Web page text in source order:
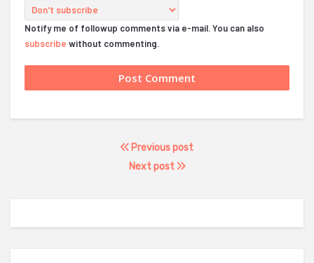
Notify me of followup comments via e-mail. You can also
subscribe without commenting.
Previous post
Next post